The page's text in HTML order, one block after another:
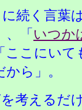
続く言葉
、「いつか
ここにいて
ら」。
考えるだ